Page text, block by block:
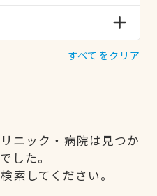
すべてをクリア
ニック・病院は見つか
した。
索してください。